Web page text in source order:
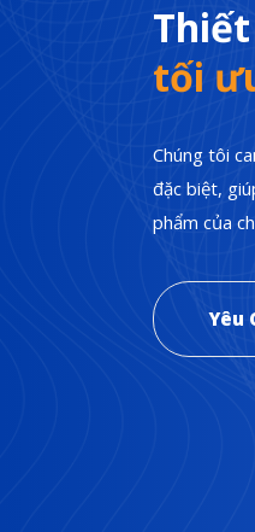
tối
Chúng tôi
đặc biệt,
phẩm của
Yêu